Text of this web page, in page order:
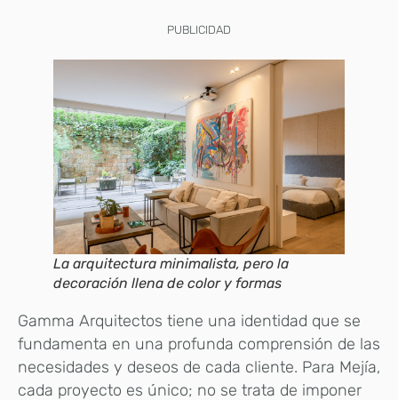
PUBLICIDAD
La arquitectura minimalista, pero la
decoración llena de color y formas
Gamma Arquitectos tiene una identidad que se
fundamenta en una profunda comprensión de las
necesidades y deseos de cada cliente. Para Mejía,
cada proyecto es único; no se trata de imponer